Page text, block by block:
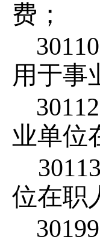
费；
30110
用于事
30112
业单位
30113
位在职
30199